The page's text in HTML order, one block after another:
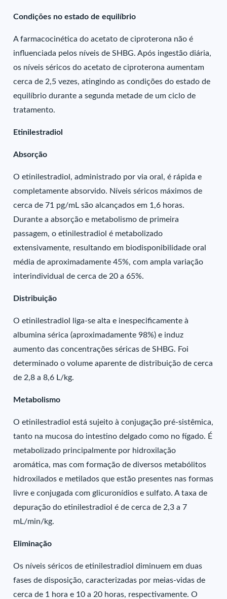
Condições no estado de equilíbrio
A farmacocinética do acetato de ciproterona não é
influenciada pelos níveis de SHBG. Após ingestão diária,
os níveis séricos do acetato de ciproterona aumentam
cerca de 2,5 vezes, atingindo as condições do estado de
equilíbrio durante a segunda metade de um ciclo de
tratamento.
Etinilestradiol
Absorção
O etinilestradiol, administrado por via oral, é rápida e
completamente absorvido. Níveis séricos máximos de
cerca de 71 pg/mL são alcançados em 1,6 horas.
Durante a absorção e metabolismo de primeira
passagem, o etinilestradiol é metabolizado
extensivamente, resultando em biodisponibilidade oral
média de aproximadamente 45%, com ampla variação
interindividual de cerca de 20 a 65%.
Distribuição
O etinilestradiol liga-se alta e inespecificamente à
albumina sérica (aproximadamente 98%) e induz
aumento das concentrações séricas de SHBG. Foi
determinado o volume aparente de distribuição de cerca
de 2,8 a 8,6 L/kg.
Metabolismo
O etinilestradiol está sujeito à conjugação pré-sistêmica,
tanto na mucosa do intestino delgado como no fígado. É
metabolizado principalmente por hidroxilação
aromática, mas com formação de diversos metabólitos
hidroxilados e metilados que estão presentes nas formas
livre e conjugada com glicuronídios e sulfato. A taxa de
depuração do etinilestradiol é de cerca de 2,3 a 7
mL/min/kg.
Eliminação
Os níveis séricos de etinilestradiol diminuem em duas
fases de disposição, caracterizadas por meias-vidas de
cerca de 1 hora e 10 a 20 horas, respectivamente. O